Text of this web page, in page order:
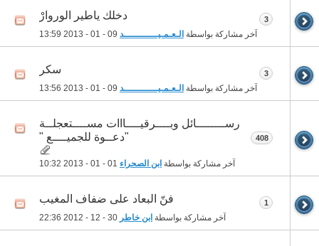
دخلك ياطير الوروارْ
آخر مشاركة بواسطة الـعـمـيــــــــــــد 13:59
3
سكر
آخر مشاركة بواسطة الـعـمـيــــــــــــد 13:56
3
رســــــــائل وبــــرقيــــااات مســــتعجلــة
"دعــوة للجميــــع "
آخر مشاركة بواسطة ابن الصحراء 10:32
408
فنّ البعاد على ضفاف المغيب
آخر مشاركة بواسطة ابن خاطر 22:36
1